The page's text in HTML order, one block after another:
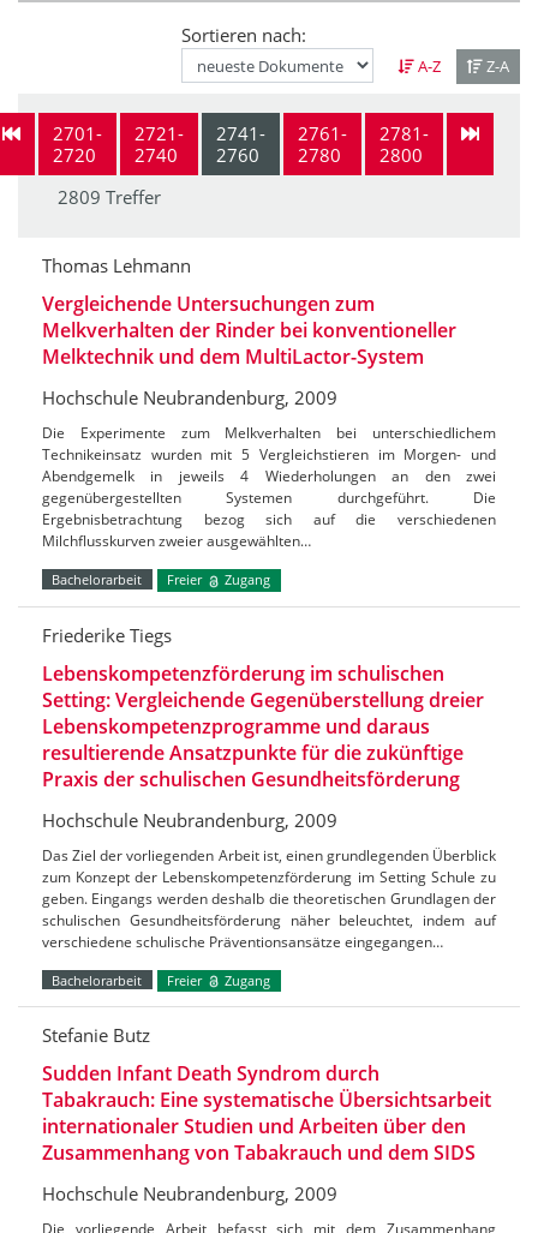
Sortieren nach:
A-Z Z-A
2701-
2720
2721-
2740
2741-
2760
2761-
2780
2781-
2800
2809 Treffer
Thomas Lehmann
Vergleichende Untersuchungen zum
Melkverhalten der Rinder bei konventioneller
Melktechnik und dem MultiLactor-System
Hochschule Neubrandenburg, 2009
Die Experimente zum Melkverhalten bei unterschiedlichem
Technikeinsatz wurden mit 5 Vergleichstieren im Morgen- und
Abendgemelk in jeweils 4 Wiederholungen an den zwei
gegenübergestellten Systemen durchgeführt. Die
Ergebnisbetrachtung bezog sich auf die verschiedenen
Milchflusskurven zweier ausgewählten…
Bachelorarbeit Freier Zugang
Friederike Tiegs
Lebenskompetenzförderung im schulischen
Setting: Vergleichende Gegenüberstellung dreier
Lebenskompetenzprogramme und daraus
resultierende Ansatzpunkte für die zukünftige
Praxis der schulischen Gesundheitsförderung
Hochschule Neubrandenburg, 2009
Das Ziel der vorliegenden Arbeit ist, einen grundlegenden Überblick
zum Konzept der Lebenskompetenzförderung im Setting Schule zu
geben. Eingangs werden deshalb die theoretischen Grundlagen der
schulischen Gesundheitsförderung näher beleuchtet, indem auf
verschiedene schulische Präventionsansätze eingegangen…
Bachelorarbeit Freier Zugang
Stefanie Butz
Sudden Infant Death Syndrom durch
Tabakrauch: Eine systematische Übersichtsarbeit
internationaler Studien und Arbeiten über den
Zusammenhang von Tabakrauch und dem SIDS
Hochschule Neubrandenburg, 2009
Die vorliegende Arbeit befasst sich mit dem Zusammenhang